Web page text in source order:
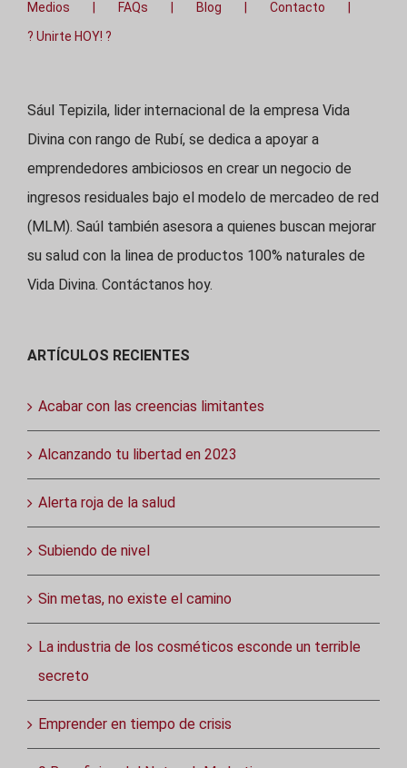
Medios
FAQs Blog
Contacto
? Unirte HOY! ?
Sául Tepizila, lider internacional de la empresa Vida
Divina con rango de Rubí, se dedica a apoyar a
emprendedores ambiciosos en crear un negocio de
ingresos residuales bajo el modelo de mercadeo de red
(MLM). Saúl también asesora a quienes buscan mejorar
su salud con la linea de productos 100% naturales de
Vida Divina. Contáctanos hoy.
ARTÍCULOS RECIENTES
Acabar con las creencias limitantes
Alcanzando tu libertad en 2023
Alerta roja de la salud
Subiendo de nivel
Sin metas, no existe el camino
La industria de los cosméticos esconde un terrible
secreto
Emprender en tiempo de crisis